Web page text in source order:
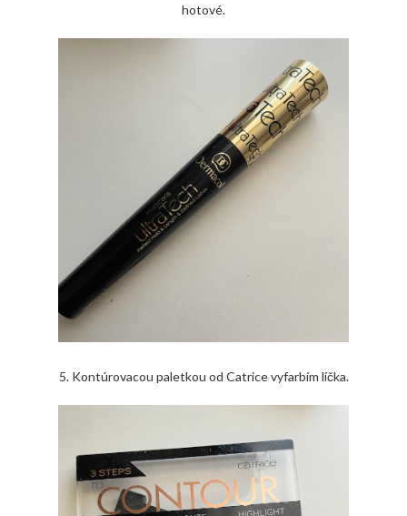
hotové.
5. Kontúrovacou paletkou od Catrice vyfarbím líčka.